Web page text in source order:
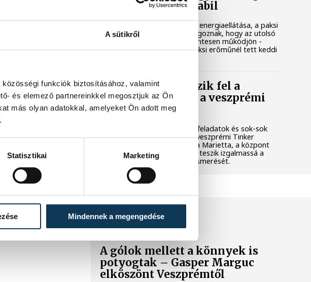
A sütikről
funkciók biztosításához, valamint
és elemező partnereinkkel megosztjuk az Ön
más olyan adatokkal, amelyeket Ön adott meg
Statisztikai Marketing
Mindennek a megengedése
energiaellátása stabil
Jelenleg stabil Magyarország energiaellátása, a paksi
erőmű munkatársai azon dolgoznak, hogy az utolsó
még termelő turbina hibamentesen működjön -
közölte a miniszterelnök a paksi erőműnél tett keddi
Játék közben fedezik fel a
tudomány világát a veszprémi
gyerekek
Látványos kísérletek, kreatív feladatok és sok-sok
élmény várja a gyerekeket a veszprémi Tinker
Labsben. Videónkban Balassa Marietta, a központ
vezetője mutatja be, hogyan teszik izgalmassá a
természettudományok megismerését.
A gólok mellett a könnyek is
potyogtak – Gasper Marguc
elköszönt Veszprémtől